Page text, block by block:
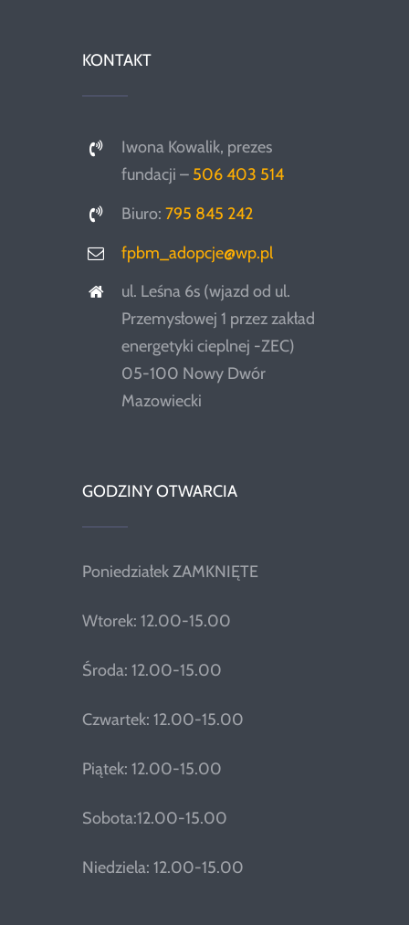
KONTAKT
Iwona Kowalik, prezes
fundacji – 506 403 514
Biuro:795 845 242
fpbm_adopcje@wp.pl
ul. Leśna 6s (wjazd od ul.
Przemysłowej 1 przez zakład
energetyki cieplnej -ZEC)
05-100 Nowy Dwór
Mazowiecki
GODZINY OTWARCIA
Poniedziałek ZAMKNIĘTE
Wtorek: 12.00-15.00
Środa: 12.00-15.00
Czwartek: 12.00-15.00
Piątek: 12.00-15.00
Sobota:12.00-15.00
Niedziela: 12.00-15.00